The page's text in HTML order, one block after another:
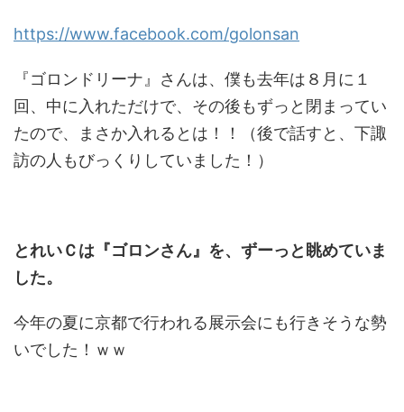
https://www.facebook.com/golonsan
『ゴロンドリーナ』さんは、僕も去年は８月に１
回、中に入れただけで、その後もずっと閉まってい
たので、まさか入れるとは！！（後で話すと、下諏
訪の人もびっくりしていました！）
とれいＣは『ゴロンさん』を、ずーっと眺めていま
した。
今年の夏に京都で行われる展示会にも行きそうな勢
いでした！ｗｗ